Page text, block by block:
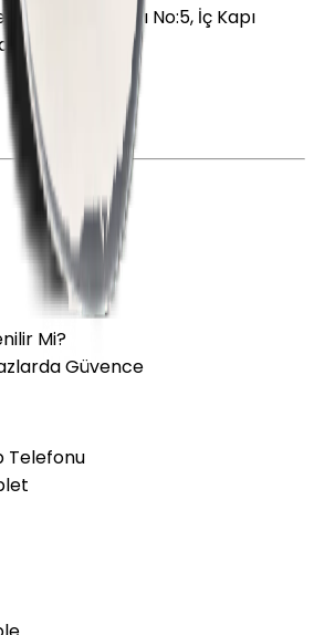
Lalegül Sokağı No:5, İç Kapı
İstanbul
Mi?
Güvence
Telefonu